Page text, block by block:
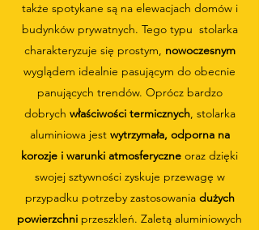
także spotykane są na elewacjach domów i
budynków prywatnych. Tego typu stolarka
charakteryzuje się prostym, nowoczesnym
wyglądem idealnie pasującym do obecnie
panujących trendów. Oprócz bardzo
dobrych właściwości termicznych, stolarka
aluminiowa jest wytrzymała, odporna na
korozje i warunki atmosferyczne oraz dzięki
swojej sztywności zyskuje przewagę w
przypadku potrzeby zastosowania dużych
powierzchni przeszkleń. Zaletą aluminiowych